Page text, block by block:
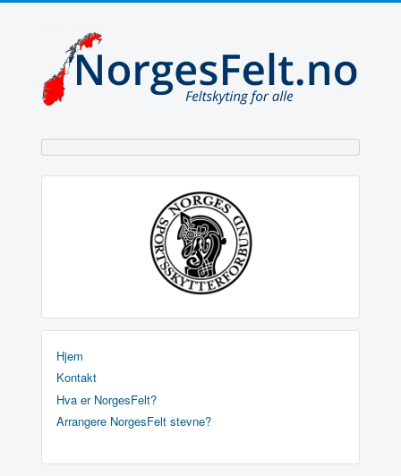
Hjem
Kontakt
Hva er NorgesFelt?
Arrangere NorgesFelt stevne?